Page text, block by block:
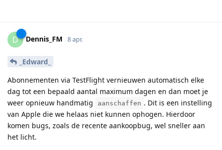
D Dennis_FM 8 apr.
_Edward_
Abonnementen via TestFlight vernieuwen automatisch elke
dag tot een bepaald aantal maximum dagen en dan moet je
weer opnieuw handmatig
aanschaffen . Dit is een instelling
van Apple die we helaas niet kunnen ophogen. Hierdoor
komen bugs, zoals de recente aankoopbug, wel sneller aan
het licht.